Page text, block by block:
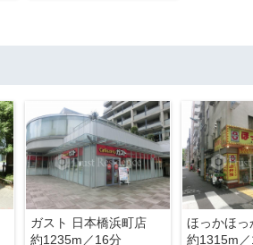
ガスト 日本橋浜町店
約1235m／16分
約1315m